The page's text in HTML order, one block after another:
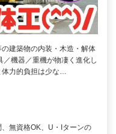
建築物の内装・木造・解体
機器／重機が物凄く進化し
体力的負担は少な…
無資格OK、U・Iターンの